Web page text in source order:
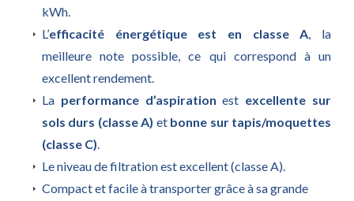
kWh.
L’efficacité énergétique est en classe A , la
meilleure note possible, ce qui correspond à un
excellent rendement.
La performance d’aspiration est excellente sur
sols durs (classe A) et bonne sur tapis/moquettes
(classe C)
Le niveau de filtration est excellent (classe A).
Compact et facile à transporter grâce à sa grande